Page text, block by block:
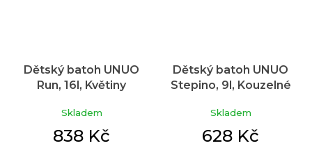
Dětský batoh UNUO
Run, 16l, Květiny
Skladem
838 Kč
Dětský batoh UNUO
Stepino, 9l, Kouzelné
Skladem
628 Kč